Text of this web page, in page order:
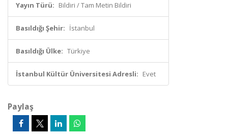
Yayın Türü: Bildiri / Tam Metin Bildiri
Basıldığı Şehir: İstanbul
Basıldığı Ülke: Türkiye
İstanbul Kültür Üniversitesi Adresli: Evet
Paylaş